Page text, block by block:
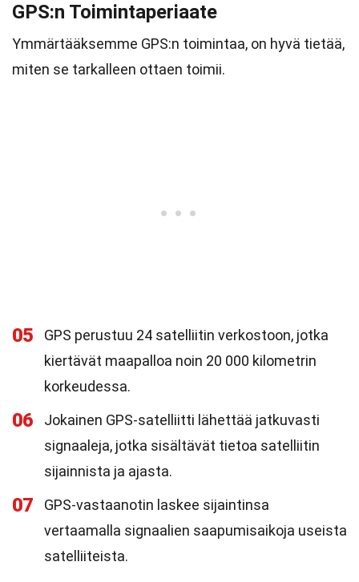
GPS:n Toimintaperiaate
Ymmärtääksemme GPS:n toimintaa, on hyvä tietää,
miten se tarkalleen ottaen toimii.
05
GPS perustuu 24 satelliitin verkostoon, jotka
kiertävät maapalloa noin 20 000 kilometrin
korkeudessa.
06
Jokainen GPS-satelliitti lähettää jatkuvasti
signaaleja, jotka sisältävät tietoa satelliitin
sijainnista ja ajasta.
07
GPS-vastaanotin laskee sijaintinsa
vertaamalla signaalien saapumisaikoja useista
satelliiteista.